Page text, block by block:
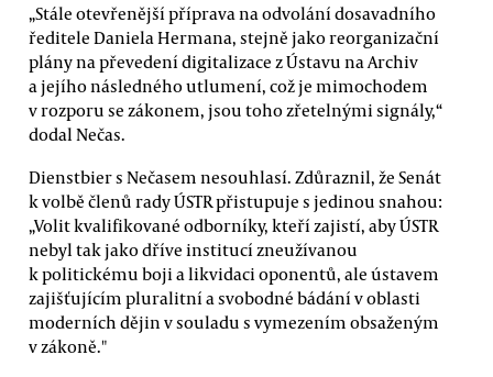
„Stále otevřenější příprava na odvolání dosavadního
ředitele Daniela Hermana, stejně jako reorganizační
plány na převedení digitalizace z Ústavu na Archiv
a jejího následného utlumení, což je mimochodem
v rozporu se zákonem, jsou toho zřetelnými signály,“
dodal Nečas.
Dienstbier s Nečasem nesouhlasí. Zdůraznil, že Senát
k volbě členů rady ÚSTR přistupuje s jedinou snahou:
„Volit kvalifikované odborníky, kteří zajistí, aby ÚSTR
nebyl tak jako dříve institucí zneužívanou
k politickému boji a likvidaci oponentů, ale ústavem
zajišťujícím pluralitní a svobodné bádání v oblasti
moderních dějin v souladu s vymezením obsaženým
v zákoně."